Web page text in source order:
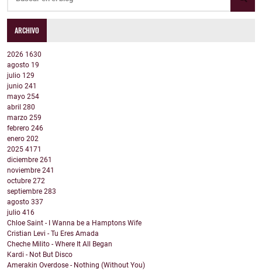
ARCHIVO
2026 1630
agosto 19
julio 129
junio 241
mayo 254
abril 280
marzo 259
febrero 246
enero 202
2025 4171
diciembre 261
noviembre 241
octubre 272
septiembre 283
agosto 337
julio 416
Chloe Saint - I Wanna be a Hamptons Wife
Cristian Levi - Tu Eres Amada
Cheche Milito - Where It All Began
Kardi - Not But Disco
Amerakin Overdose - Nothing (Without You)